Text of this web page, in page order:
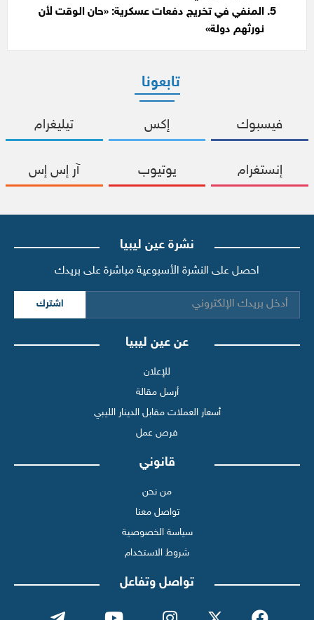
المنفي في تخريج دفعات عسكرية: «حان الوقت لأن
نورثهم دولة»
تابعونا
فيسبوك إكس تيليغرام
إنستغرام يوتيوب آر إس إس
نشرة عين ليبيا
احصل على النشرة الأسبوعية مباشرة على بريدك
اشترك
عن عين ليبيا
للإعلان
أرسل مقالة
أسعار العملات مقابل الدينار الليبي
فرص عمل
قانوني
من نحن
تواصل معنا
سياسة الخصوصية
شروط الاستخدام
تواصل وتفاعل